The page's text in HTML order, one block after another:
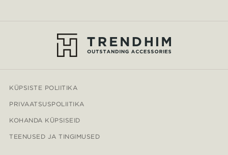
KÜPSISTE POLIITIKA
PRIVAATSUSPOLIITIKA
KOHANDA KÜPSISEID
TEENUSED JA TINGIMUSED